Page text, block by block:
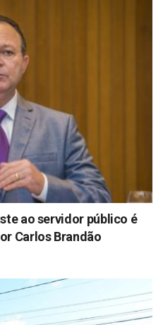
ao servidor público é
Carlos Brandão